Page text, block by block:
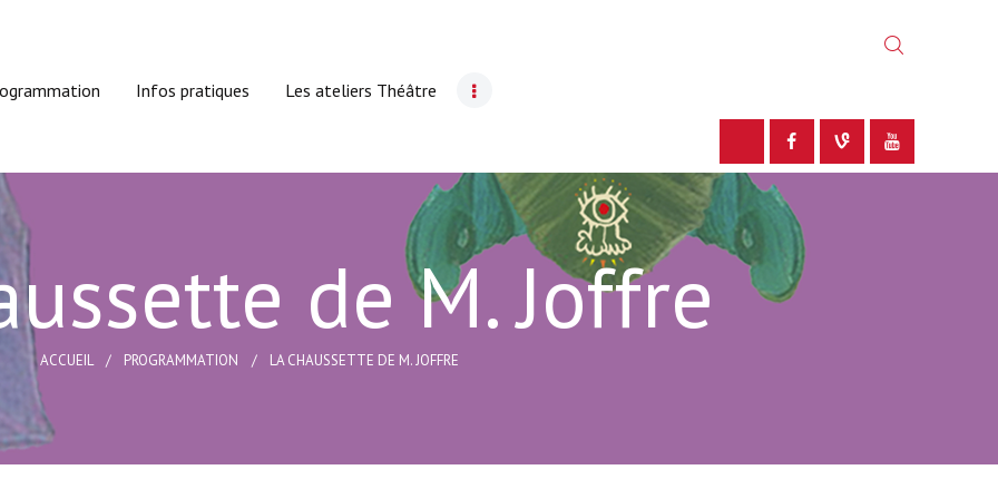
Infos pratiques Les ateliers Théâtre
de M. Joffre
ACCUEIL PROGRAMMATION LA CHAUSSETTE DE M. JOFFRE
Le Cyclope
Infos pratiques
Les ateliers Théâtre
Carte cadeau
Actions culturelles